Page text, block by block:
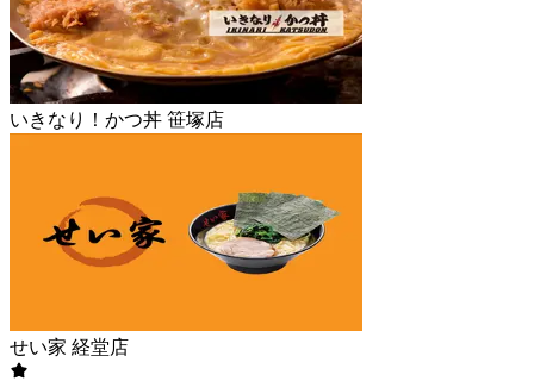
いきなり！かつ丼 笹塚店
せい家 経堂店